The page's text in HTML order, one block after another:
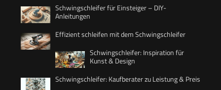
Schwingschleifer für Einsteiger – DIY-
Anleitungen
Effizient schleifen mit dem Schwingschleifer
Schwingschleifer: Inspiration für
Kunst & Design
Schwingschleifer: Kaufberater zu Leistung & Preis